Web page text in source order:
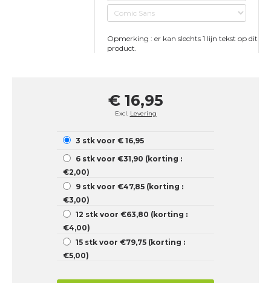
Opmerking : er kan slechts 1 lijn tekst op dit
product.
€ 16,95
Excl. Levering
3 stk voor € 16,95
6 stk voor €31,90 (korting :
€2,00)
9 stk voor €47,85 (korting :
€3,00)
12 stk voor €63,80 (korting :
€4,00)
15 stk voor €79,75 (korting :
€5,00)